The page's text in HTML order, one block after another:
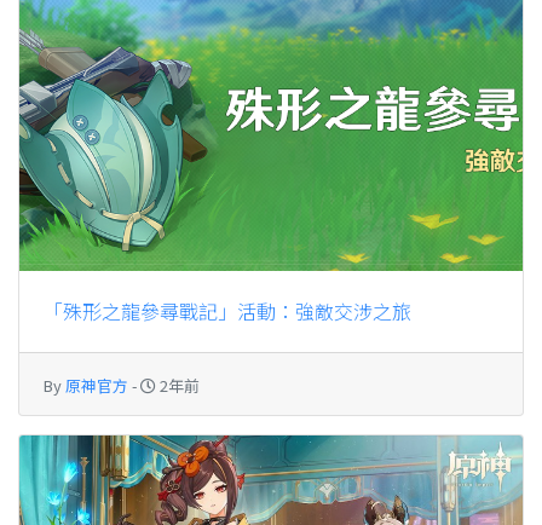
「殊形之龍參尋戰記」活動：強敵交涉之旅
By原神官方 - 2年前